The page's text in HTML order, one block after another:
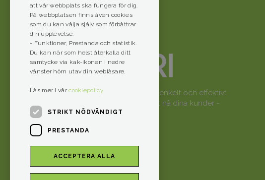
Skräddarsydda lösningar för enkelt och effektivt
arbete. Empori hjälper dig att nå dina kunder -
där de befinner sig.
att vår webbplats ska fungera för dig.
På webbplatsen finns även cookies
som du kan välja själv som förbättrar
din upplevelse:
- Funktioner, Prestanda och statistik.
Du kan när som helst återkalla ditt
samtycke via kak-ikonen i nedre
vänster hörn utav din webläsare.
Läs mer i vår cookiepolicy
STRIKT NÖDVÄNDIGT
PRESTANDA
ACCEPTERA ALLA